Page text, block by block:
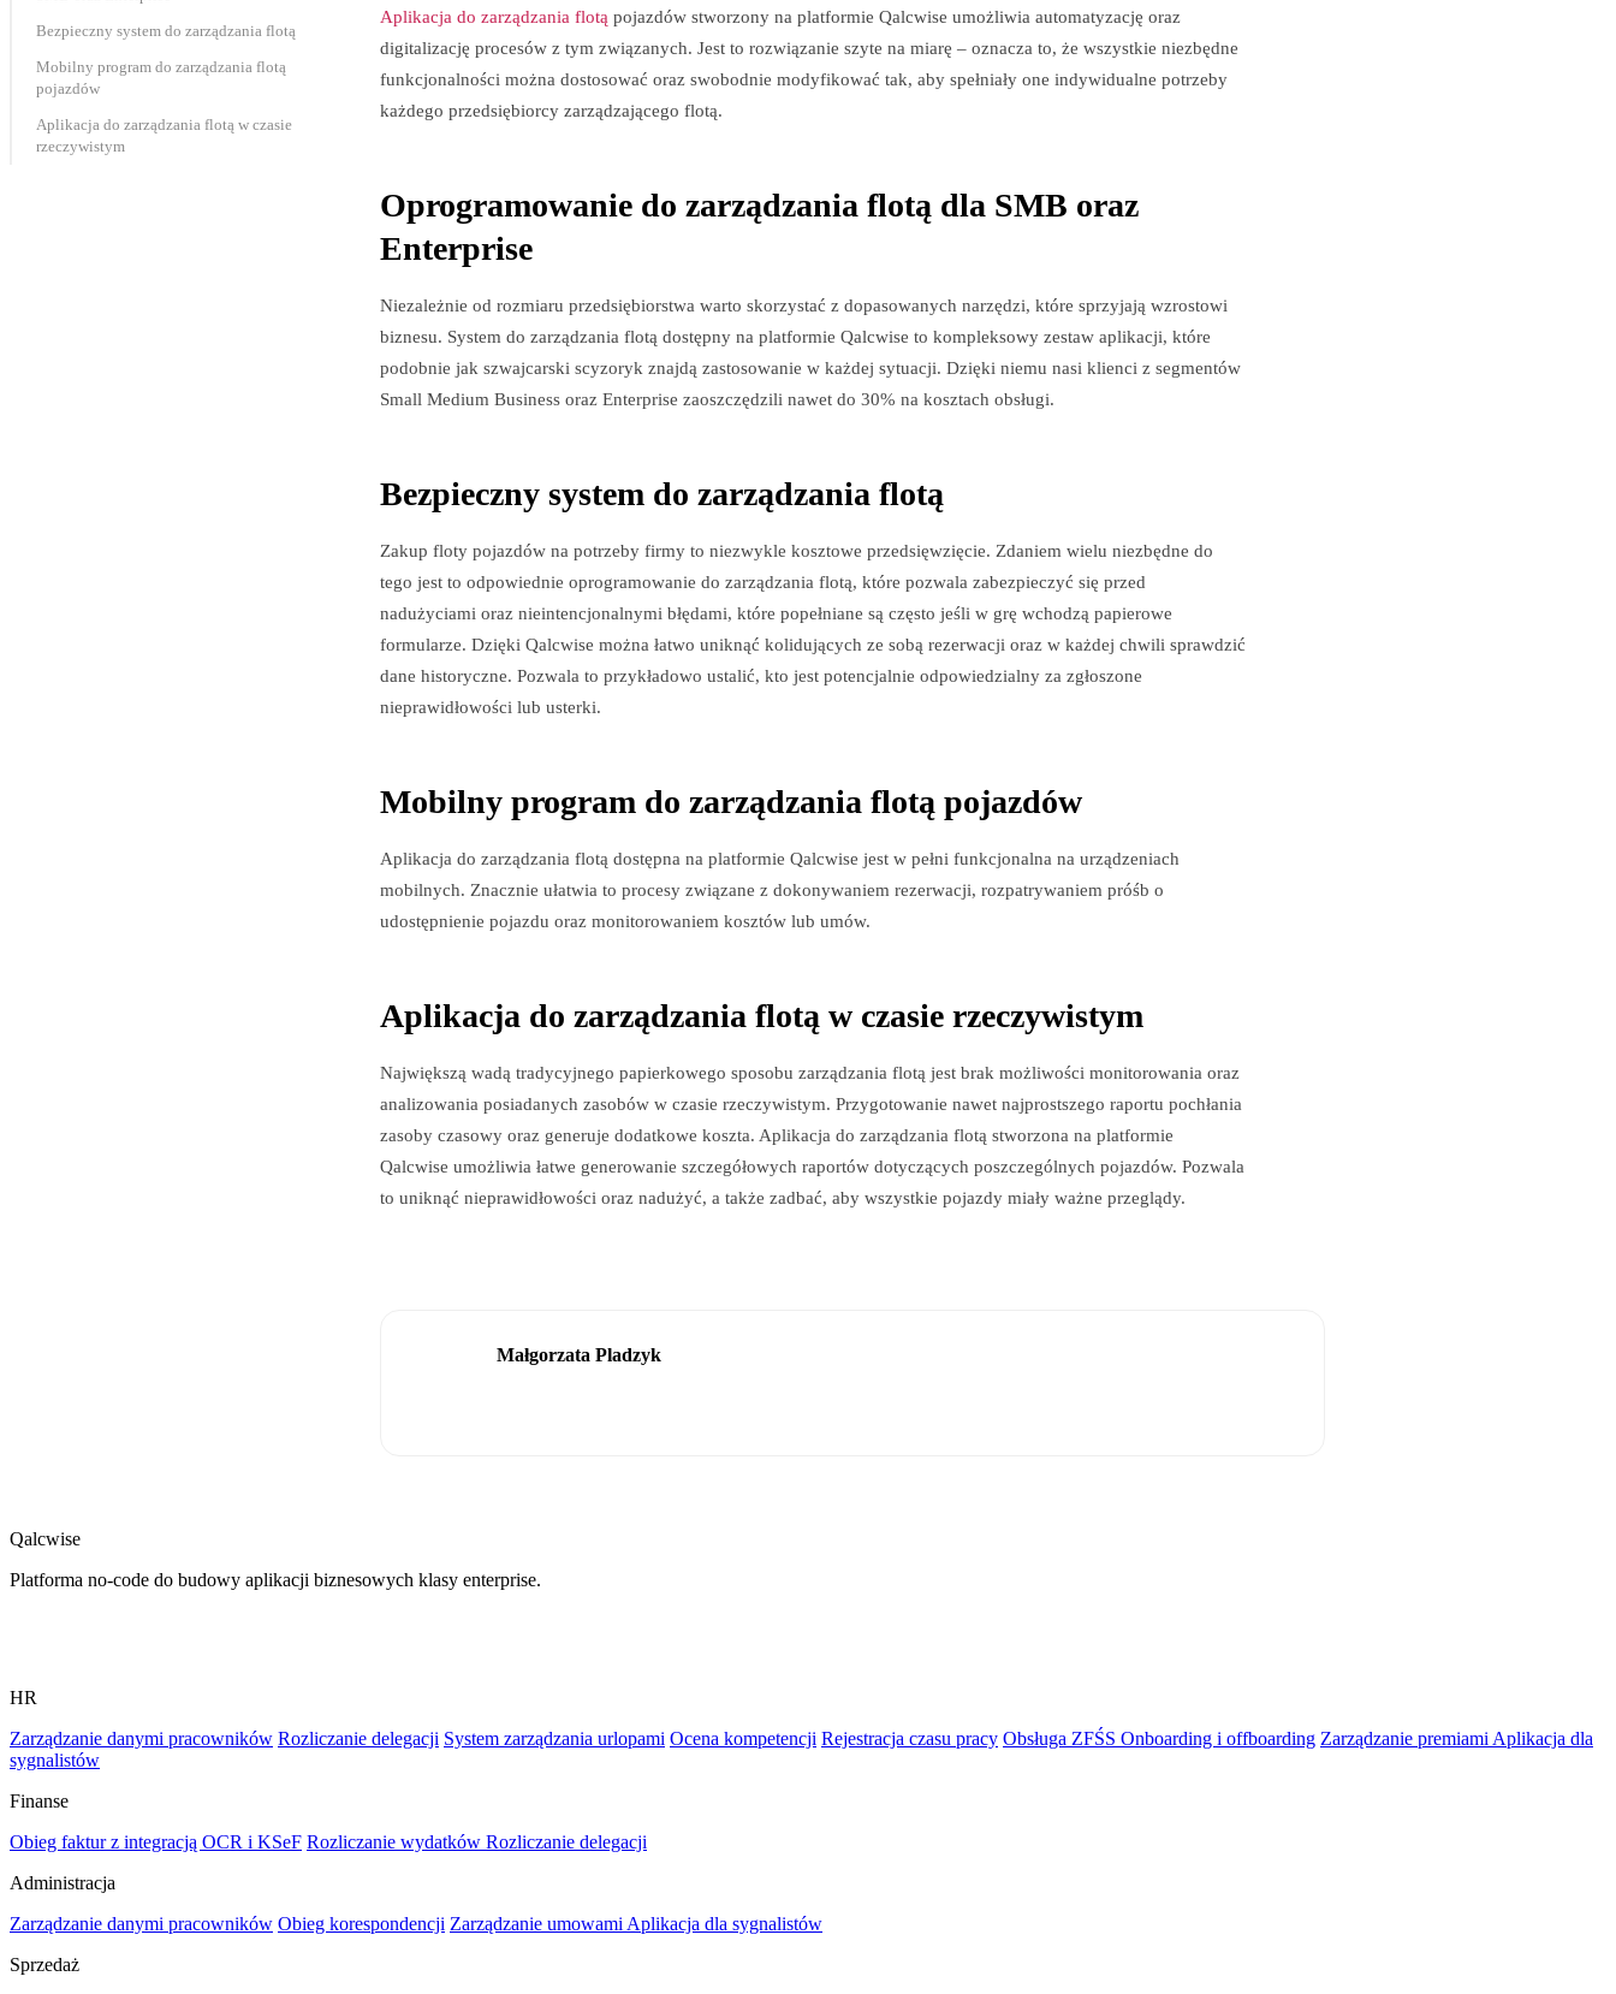
Bezpieczny system do zarządzania flotą
Mobilny program do zarządzania flotą
pojazdów
Aplikacja do zarządzania flotą w czasie
rzeczywistym
Aplikacja do zarządzania flotą pojazdów stworzony na platformie Qalcwise umożliwia automatyzację oraz
digitalizację procesów z tym związanych. Jest to rozwiązanie szyte na miarę – oznacza to, że wszystkie niezbędne
funkcjonalności można dostosować oraz swobodnie modyfikować tak, aby spełniały one indywidualne potrzeby
każdego przedsiębiorcy zarządzającego flotą.
Oprogramowanie do zarządzania flotą dla SMB oraz
Enterprise
Niezależnie od rozmiaru przedsiębiorstwa warto skorzystać z dopasowanych narzędzi, które sprzyjają wzrostowi
biznesu. System do zarządzania flotą dostępny na platformie Qalcwise to kompleksowy zestaw aplikacji, które
podobnie jak szwajcarski scyzoryk znajdą zastosowanie w każdej sytuacji. Dzięki niemu nasi klienci z segmentów
Small Medium Business oraz Enterprise zaoszczędzili nawet do 30% na kosztach obsługi.
Bezpieczny system do zarządzania flotą
Zakup floty pojazdów na potrzeby firmy to niezwykle kosztowe przedsięwzięcie. Zdaniem wielu niezbędne do
tego jest to odpowiednie oprogramowanie do zarządzania flotą, które pozwala zabezpieczyć się przed
nadużyciami oraz nieintencjonalnymi błędami, które popełniane są często jeśli w grę wchodzą papierowe
formularze. Dzięki Qalcwise można łatwo uniknąć kolidujących ze sobą rezerwacji oraz w każdej chwili sprawdzić
dane historyczne. Pozwala to przykładowo ustalić, kto jest potencjalnie odpowiedzialny za zgłoszone
nieprawidłowości lub usterki.
Mobilny program do zarządzania flotą pojazdów
Aplikacja do zarządzania flotą dostępna na platformie Qalcwise jest w pełni funkcjonalna na urządzeniach
mobilnych. Znacznie ułatwia to procesy związane z dokonywaniem rezerwacji, rozpatrywaniem próśb o
udostępnienie pojazdu oraz monitorowaniem kosztów lub umów.
Aplikacja do zarządzania flotą w czasie rzeczywistym
Największą wadą tradycyjnego papierkowego sposobu zarządzania flotą jest brak możliwości monitorowania oraz
analizowania posiadanych zasobów w czasie rzeczywistym. Przygotowanie nawet najprostszego raportu pochłania
zasoby czasowy oraz generuje dodatkowe koszta. Aplikacja do zarządzania flotą stworzona na platformie
Qalcwise umożliwia łatwe generowanie szczegółowych raportów dotyczących poszczególnych pojazdów. Pozwala
to uniknąć nieprawidłowości oraz nadużyć, a także zadbać, aby wszystkie pojazdy miały ważne przeglądy.
Małgorzata Pladzyk
Qalcwise
Platforma no-code do budowy aplikacji biznesowych klasy enterprise.
HR
Zarządzanie danymi pracowników Rozliczanie delegacji System zarządzania urlopami Ocena kompetencji Rejestracja czasu pracy Obsługa ZFŚS Onboarding i offboarding Zarządzanie premiami Aplikacja dla
sygnalistów
Finanse
Obieg faktur z integracją OCR i KSeF Rozliczanie wydatków Rozliczanie delegacji
Administracja
Zarządzanie danymi pracowników Obieg korespondencji Zarządzanie umowami Aplikacja dla sygnalistów
Sprzedaż